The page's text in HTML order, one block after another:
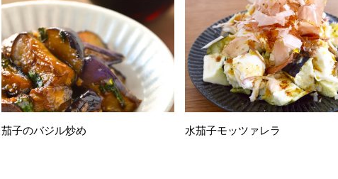
茄子のバジル炒め 水茄子モッツァレラ